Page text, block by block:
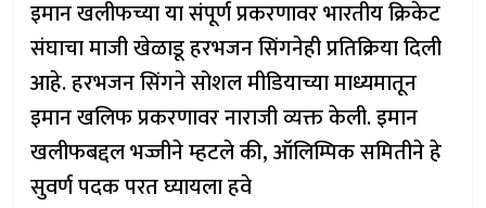
इमान खलीफच्या या संपूर्ण प्रकरणावर भारतीय क्रिकेट
संघाचा माजी खेळाडू हरभजन सिंगनेही प्रतिक्रिया दिली
आहे. हरभजन सिंगने सोशल मीडियाच्या माध्यमातून
इमान खलिफ प्रकरणावर नाराजी व्यक्त केली. इमान
खलीफबद्दल भज्जीने म्हटले की, ऑलिम्पिक समितीने हे
सुवर्ण पदक परत घ्यायला हवे